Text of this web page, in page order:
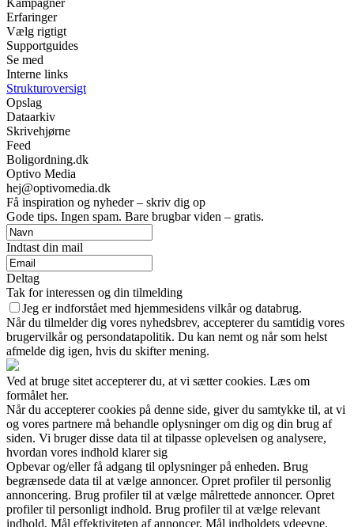
Erfaringer
Vælg rigtigt
Supportguides
Se med
Interne links
Strukturoversigt
Opslag
Dataarkiv
Skrivehjørne
Feed
Boligordning.dk
Optivo Media
hej@optivomedia.dk
Få inspiration og nyheder – skriv dig op
Gode tips. Ingen spam. Bare brugbar viden – gratis.
Indtast din mail
Deltag
Tak for interessen og din tilmelding
Jeg er indforstået med hjemmesidens vilkår og databrug.
Når du tilmelder dig vores nyhedsbrev, accepterer du samtidig vores
brugervilkår og persondatapolitik. Du kan nemt og når som helst
afmelde dig igen, hvis du skifter mening.
Ved at bruge sitet accepterer du, at vi sætter cookies. Læs om
formålet her.
Når du accepterer cookies på denne side, giver du samtykke til, at vi
og vores partnere må behandle oplysninger om dig og din brug af
siden. Vi bruger disse data til at tilpasse oplevelsen og analysere,
hvordan vores indhold klarer sig
Opbevar og/eller få adgang til oplysninger på enheden. Brug
begrænsede data til at vælge annoncer. Opret profiler til personlig
annoncering. Brug profiler til at vælge målrettede annoncer. Opret
profiler til personligt indhold. Brug profiler til at vælge relevant
indhold. Mål effektiviteten af annoncer. Mål indholdets ydeevne.